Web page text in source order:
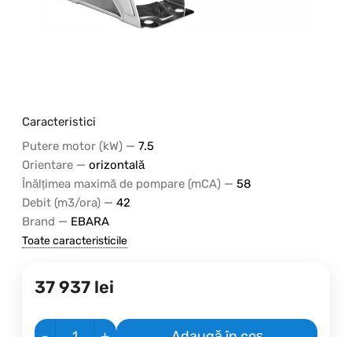
Caracteristici
Putere motor (kW) — 7.5
Orientare — orizontală
Înălțimea maximă de pompare (mCA) — 58
Debit (m3/ora) — 42
Brand — EBARA
Toate caracteristicile
37 937 lei